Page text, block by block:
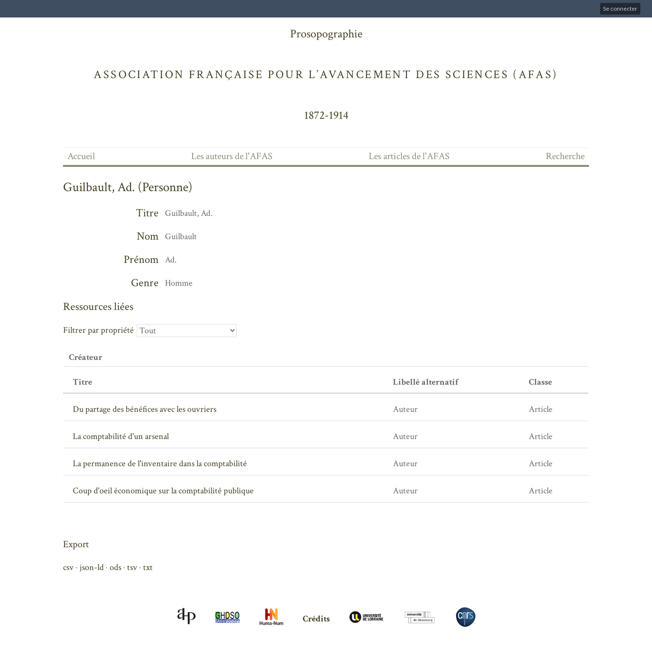
Se connecter
Prosopographie
ASSOCIATION FRANÇAISE POUR L’AVANCEMENT DES SCIENCES (AFAS)
1872-1914
Accueil Les auteurs de l'AFAS Les articles de l'AFAS Recherche
Guilbault, Ad. (Personne)
Titre Guilbault, Ad.
Nom Guilbault
Prénom Ad.
Genre Homme
Ressources liées
Filtrer par propriété
Créateur
Titre Libellé alternatif Classe
Du partage des bénéfices avec les ouvriers Auteur Article
La comptabilité d'un arsenal Auteur Article
La permanence de l'inventaire dans la comptabilité Auteur Article
Coup d'oeil économique sur la comptabilité publique Auteur Article
Export
csv json-ld ods tsv txt
Crédits